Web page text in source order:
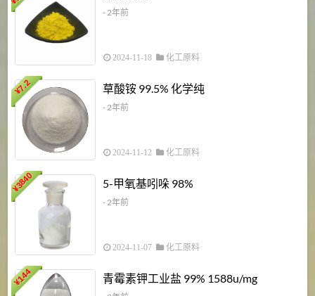
- 2年前
2024-11-18 化工原料
¥
7.2 草酸铵 99.5% 化学纯
- 2年前
2024-11-12 化工原料
¥
3840 5-甲氧基吲哚 98%
- 2年前
2024-11-07 化工原料
¥
144 青霉素钾工业盐 99% 1588u/mg